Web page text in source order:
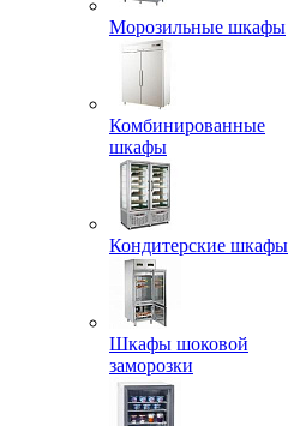
Морозильные шкафы
Комбинированные
шкафы
Кондитерские шкафы
Шкафы шоковой
заморозки